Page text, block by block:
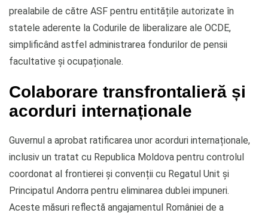
prealabile de către ASF pentru entitățile autorizate în
statele aderente la Codurile de liberalizare ale OCDE,
simplificând astfel administrarea fondurilor de pensii
facultative și ocupaționale.
Colaborare transfrontalieră și
acorduri internaționale
Guvernul a aprobat ratificarea unor acorduri internaționale,
inclusiv un tratat cu Republica Moldova pentru controlul
coordonat al frontierei și convenții cu Regatul Unit și
Principatul Andorra pentru eliminarea dublei impuneri.
Aceste măsuri reflectă angajamentul României de a